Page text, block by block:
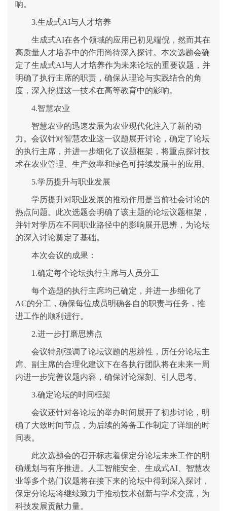
响。
3.生成式AI与人才培养
生成式AI在各个领域的应用已初见端倪，然而其在
高质量人才培养中的作用尚待深入探讨。本次选题会确
定了生成式AI与人才培养作为未来论坛的重要议题，并
明确了执行主席的职责，确保从理论与实践结合的角
度，深入挖掘这一技术在高等教育中的影响。
4.智慧农业
智慧农业的迅速发展为农业现代化注入了新的动
力。会议针对智慧农业这一议题展开讨论，确定了论坛
的执行主席，并进一步细化了议题框架，将重点探讨技
术在农业管理、生产效率和绿色可持续发展中的应用。
5.学历提升与职业发展
学历提升对职业发展的推动作用是当前社会讨论的
热点问题。此次选题会明确了该主题的论坛议题框架，
并针对学历在不同职业路径中的影响展开思辨，为论坛
的深入讨论奠定了基础。
本次会议的成果：
1.确定每个论坛执行主席与人员分工
每个选题的执行主席均已确定，并进一步细化了
AC的分工 ， 确保每位成员明确各自的职责与任务，推
进工作的顺利进行。
2.进一步打磨思辨点
会议特别强调了论坛议题的思辨性， 历任分论坛主
席、副主席的合理化建议下在各执行团队将在未来一周
内进一步完善议题内容，确保讨论深刻、引人思考。
3.确定论坛的时间框架
会议还针对各论坛的举办时间展开了初步讨论，明
确了大致时间节点，为后续的筹备工作制定了详细的时
间表。
此次选题会的召开标志着保定分论坛未来工作的明
确规划与有序推进。
人工智能安全 、生成式AI、智慧农
业等多个热门议题将在接下来的论坛中得到深入探讨，
保定分论坛将继续致力于推动技术创新与学术交流，为
科技发展贡献力量。